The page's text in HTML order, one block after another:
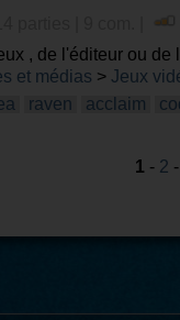
, de l'éditeur ou
et médias > Jeux
raven acclaim
1 - 2